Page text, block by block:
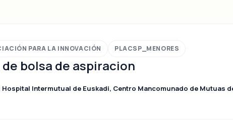
PARA LA INNOVACIÓN PLACSP_MENORES
bolsa de aspiracion
Hospital Intermutual de Euskadi, Centro Mancomunado de Mutuas